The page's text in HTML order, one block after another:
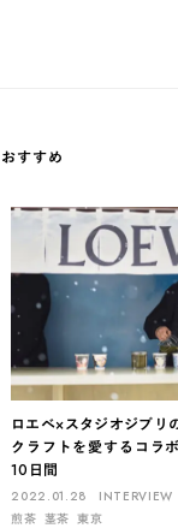
すすめ
ロエベ×スタジオジブリ
クラフトを愛するコラ
10日間
2022.01.28
INTERVIEW
煎茶 茎茶 東京